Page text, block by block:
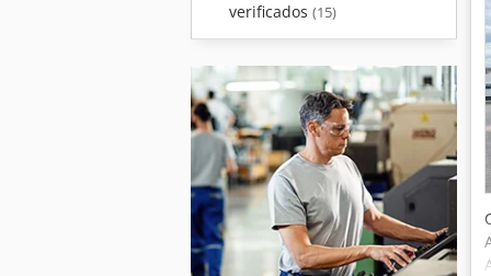
verificados (15)